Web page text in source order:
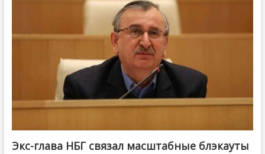
Экс-глава НБГ связал масштабные блэкауты